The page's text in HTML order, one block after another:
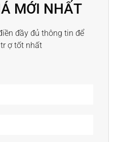
MỚI NHẤT
đầy đủ thông tin để
ợ tốt nhất